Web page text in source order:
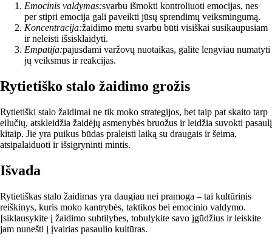
Emocinis valdymas:svarbu išmokti kontroliuoti emocijas, nes
per stipri emocija gali paveikti jūsų sprendimų veiksmingumą.
Koncentracija:žaidimo metu svarbu būti visiškai susikaupusiam
ir neleisti išsisklaidyti.
Empatija:pajusdami varžovų nuotaikas, galite lengviau numatyti
jų veiksmus ir reakcijas.
Rytietiško stalo žaidimo grožis
Rytietiški stalo žaidimai ne tik moko strategijos, bet taip pat skaito tarp
eilučių, atskleidžia žaidėjų asmenybės bruožus ir leidžia suvokti pasaulį
kitaip. Jie yra puikus būdas praleisti laiką su draugais ir šeima,
atsipalaiduoti ir išsigryninti mintis.
Išvada
Rytietiškas stalo žaidimas yra daugiau nei pramoga – tai kultūrinis
reiškinys, kuris moko kantrybės, taktikos bei emocinio valdymo.
Įsiklausykite į žaidimo subtilybes, tobulykite savo įgūdžius ir leiskite
jam nunešti į įvairias pasaulio kultūras.